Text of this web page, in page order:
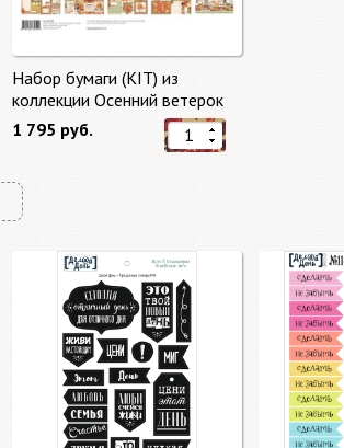
Набор бумаги (KIT) из
коллекции Осенний ветерок
"Autumn Breeze"
1 795 руб.